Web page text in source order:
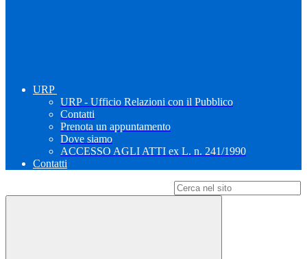
URP
URP - Ufficio Relazioni con il Pubblico
Contatti
Prenota un appuntamento
Dove siamo
ACCESSO AGLI ATTI ex L. n. 241/1990
Contatti